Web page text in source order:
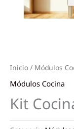
Inicio / Módulos
Módulos Cocina
Kit